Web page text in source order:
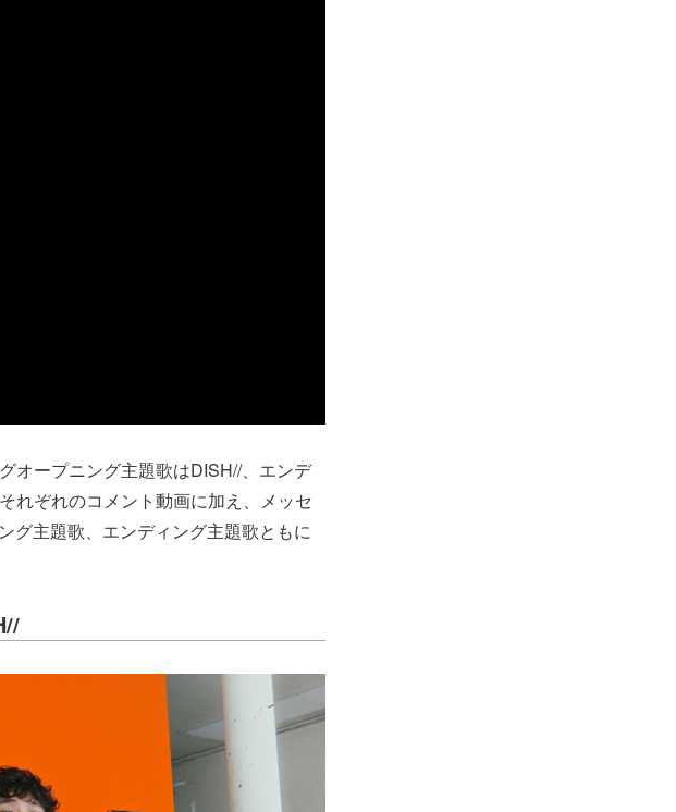
オープニング主題歌はDISH//、エンデ
れぞれのコメント動画に加え、メッセ
グ主題歌、エンディング主題歌ともに